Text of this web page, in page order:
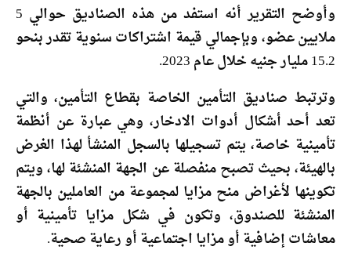
وأوضح التقرير أنه استفد من هذه الصناديق حوالي 5
ملايين عضو، وبإجمالي قيمة اشتراكات سنوية تقدر بنحو
15.2 مليار جنيه خلال عام 2023.
وترتبط صناديق التأمين الخاصة بقطاع التأمين، والتي
تعد أحد أشكال أدوات الادخار، وهي عبارة عن أنظمة
تأمينية خاصة، يتم تسجيلها بالسجل المنشأ لهذا الغرض
بالهيئة، بحيث تصبح منفصلة عن الجهة المنشئة لها، ويتم
تكوينها لأغراض منح مزايا لمجموعة من العاملين بالجهة
المنشئة للصندوق، وتكون في شكل مزايا تأمينية أو
معاشات إضافية أو مزايا اجتماعية أو رعاية صحية.